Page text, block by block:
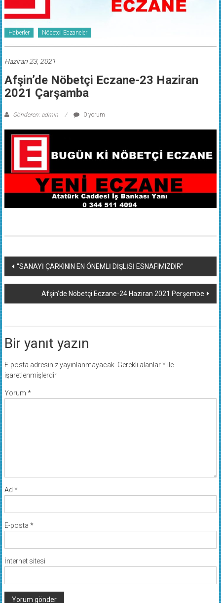
Haberler Nöbetci Eczaneler
Haziran 23, 2021
Afşin’de Nöbetçi Eczane-23 Haziran
2021 Çarşamba
Gönderen: admin 0 yorum
Yazı
dolaşımı
“SANAYİ ÇARKININ EN ÖNEMLİ DİŞLİSİ ESNAFIMIZDIR”
Afşin’de Nöbetçi Eczane-24 Haziran 2021 Perşembe
Bir yanıt yazın
E-posta adresiniz yayınlanmayacak. Gerekli alanlar*ile
işaretlenmişlerdir
Yorum *
Ad *
E-posta *
İnternet sitesi